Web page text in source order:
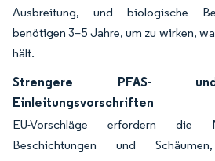
Ausbreitung, und biologische
benötigen 3–5 Jahre, um zu wirken,
hält.
Strengere PFAS-
Einleitungsvorschriften
EU-Vorschläge erfordern die
Beschichtungen und